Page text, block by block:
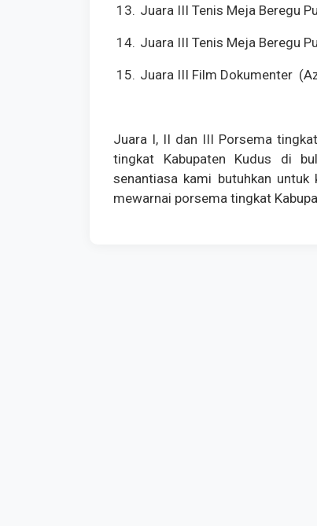
13. Juara III Tenis Meja Beregu
14. Juara III Tenis Meja Beregu
15. Juara III Film Dokumenter
Juara I, II dan III Porsema
tingkat Kabupaten Kudus di
senantiasa kami butuhkan
mewarnai porsema tingkat